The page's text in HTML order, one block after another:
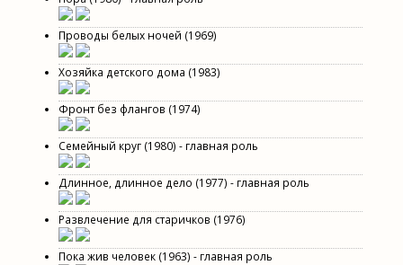
Проводы белых ночей (1969)
Хозяйка детского дома (1983)
Фронт без флангов (1974)
Семейный круг (1980) - главная роль
Длинное, длинное дело (1977) - главная роль
Развлечение для старичков (1976)
Пока жив человек (1963) - главная роль